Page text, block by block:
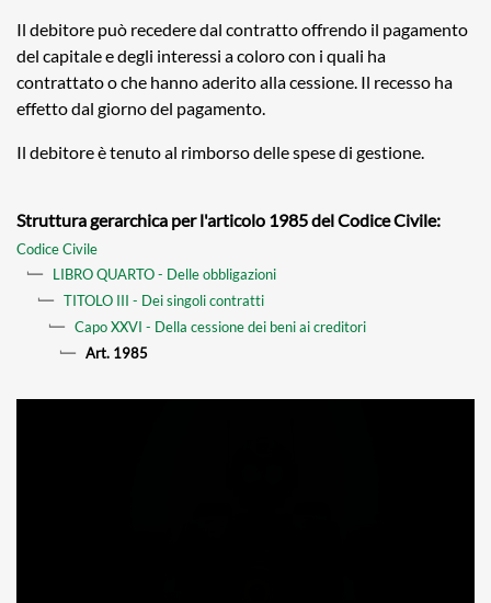
Il debitore può recedere dal contratto offrendo il pagamento
del capitale e degli interessi a coloro con i quali ha
contrattato o che hanno aderito alla cessione. Il recesso ha
effetto dal giorno del pagamento.
Il debitore è tenuto al rimborso delle spese di gestione.
Struttura gerarchica per l'articolo 1985 del Codice Civile:
Codice Civile
LIBRO QUARTO - Delle obbligazioni
TITOLO III - Dei singoli contratti
Capo XXVI - Della cessione dei beni ai creditori
Art. 1985